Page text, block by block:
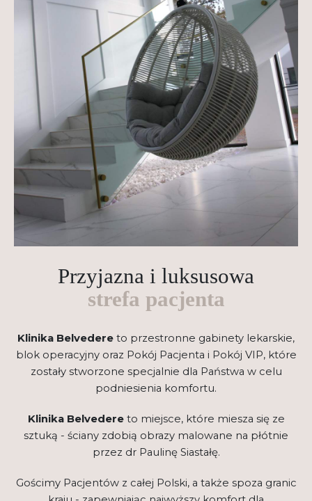
Przyjazna i luksusowa
strefa pacjenta
Klinika Belvedere to przestronne gabinety lekarskie,
blok operacyjny oraz Pokój Pacjenta i Pokój VIP, które
zostały stworzone specjalnie dla Państwa w celu
podniesienia komfortu.
Klinika Belvedereto miejsce, które miesza się ze
sztuką - ściany zdobią obrazy malowane na płótnie
przez dr Paulinę Siastałę.
Gościmy Pacjentów z całej Polski, a także spoza granic